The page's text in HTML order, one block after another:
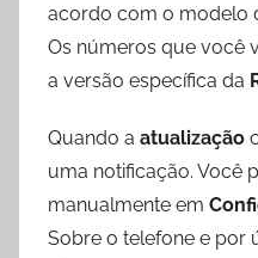
acordo com o modelo
Os números que você
a versão específica da
Quando a atualização
uma notificação. Você
manualmente em
Sobre o telefone e por